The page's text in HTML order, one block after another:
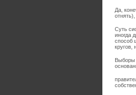
Да,
Суть
иногда
способ
кругов,
Выборы